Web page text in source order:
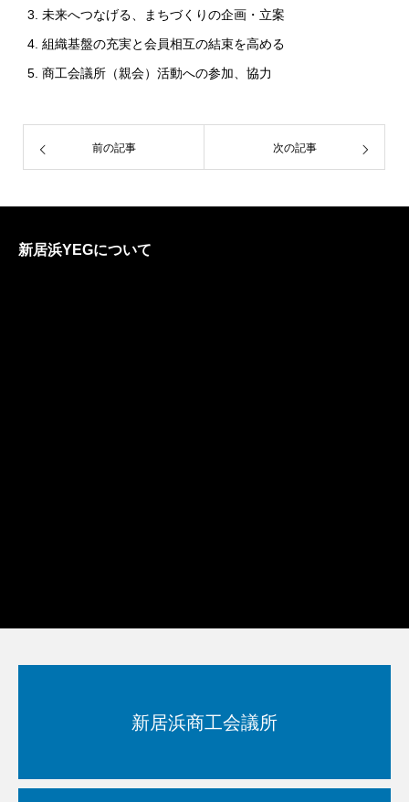
未来へつなげる、まちづくりの企画・立案
組織基盤の充実と会員相互の結束を高める
商工会議所（親会）活動への参加、協力
前の記事 次の記事
新居浜YEGについて
新居浜商工会議所